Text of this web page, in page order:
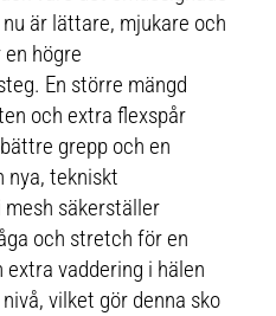
är lättare, mjukare och
högre
En större mängd
och extra flexspår
grepp och en
nya, tekniskt
säkerställer
och stretch för en
vaddering i hälen
vilket gör denna sko